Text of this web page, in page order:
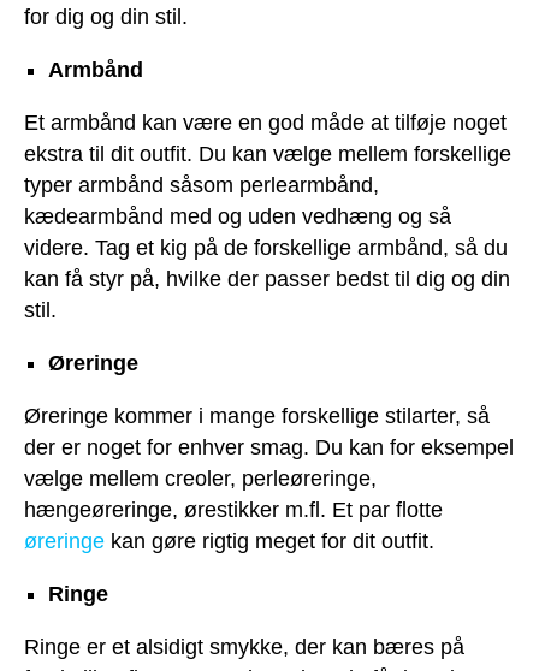
for dig og din stil.
Armbånd
Et armbånd kan være en god måde at tilføje noget
ekstra til dit outfit. Du kan vælge mellem forskellige
typer armbånd såsom perlearmbånd,
kædearmbånd med og uden vedhæng og så
videre. Tag et kig på de forskellige armbånd, så du
kan få styr på, hvilke der passer bedst til dig og din
stil.
Øreringe
Øreringe kommer i mange forskellige stilarter, så
der er noget for enhver smag. Du kan for eksempel
vælge mellem creoler, perleøreringe,
hængeøreringe, ørestikker m.fl. Et par flotte
øreringe kan gøre rigtig meget for dit outfit.
Ringe
Ringe er et alsidigt smykke, der kan bæres på